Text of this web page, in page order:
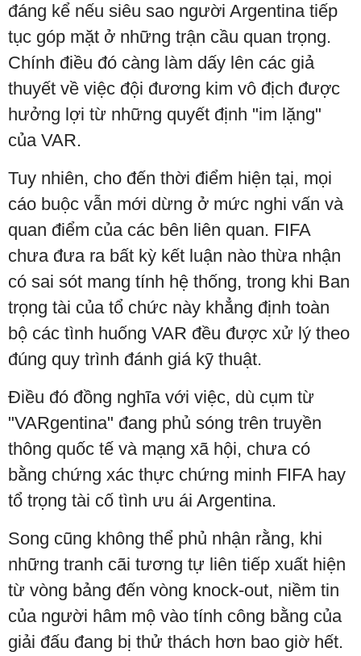
đáng kể nếu siêu sao người Argentina tiếp
tục góp mặt ở những trận cầu quan trọng.
Chính điều đó càng làm dấy lên các giả
thuyết về việc đội đương kim vô địch được
hưởng lợi từ những quyết định "im lặng"
của VAR.
Tuy nhiên, cho đến thời điểm hiện tại, mọi
cáo buộc vẫn mới dừng ở mức nghi vấn và
quan điểm của các bên liên quan. FIFA
chưa đưa ra bất kỳ kết luận nào thừa nhận
có sai sót mang tính hệ thống, trong khi Ban
trọng tài của tổ chức này khẳng định toàn
bộ các tình huống VAR đều được xử lý theo
đúng quy trình đánh giá kỹ thuật.
Điều đó đồng nghĩa với việc, dù cụm từ
"VARgentina" đang phủ sóng trên truyền
thông quốc tế và mạng xã hội, chưa có
bằng chứng xác thực chứng minh FIFA hay
tổ trọng tài cố tình ưu ái Argentina.
Song cũng không thể phủ nhận rằng, khi
những tranh cãi tương tự liên tiếp xuất hiện
từ vòng bảng đến vòng knock-out, niềm tin
của người hâm mộ vào tính công bằng của
giải đấu đang bị thử thách hơn bao giờ hết.